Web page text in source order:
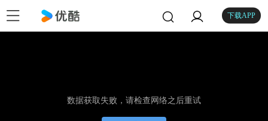
下载APP
数据获取失败，请检查网络之后重试